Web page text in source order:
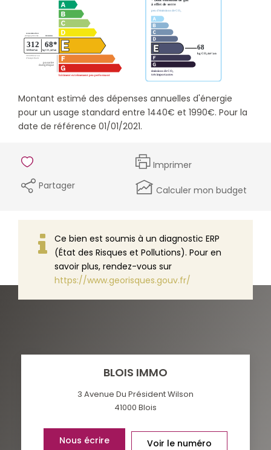
Montant estimé des dépenses annuelles d'énergie
pour un usage standard entre 1440€ et 1990€. Pour la
date de référence 01/01/2021.
Imprimer
Partager
Calculer mon budget
Ce bien est soumis à un diagnostic ERP
(État des Risques et Pollutions). Pour en
savoir plus, rendez-vous sur
https://www.georisques.gouv.fr/
BLOIS IMMO
3 Avenue Du Président Wilson
41000 Blois
Nous écrire Voir le numéro